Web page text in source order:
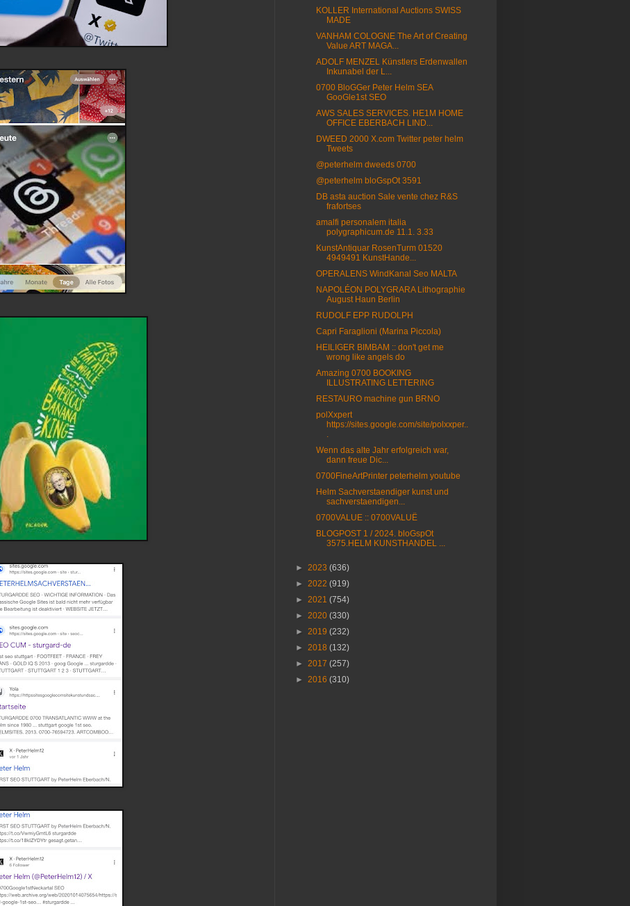
KOLLER International Auctions SWISS
MADE
VANHAM COLOGNE The Art of Creating
Value ART MAGA...
ADOLF MENZEL Künstlers Erdenwallen
Inkunabel der L...
0700 BloGGer Peter Helm SEA
GooGle1st SEO
AWS SALES SERVICES. HE1M HOME
OFFICE EBERBACH LIND...
DWEED 2000 X.com Twitter peter helm
Tweets
@peterhelm dweeds 0700
@peterhelm bloGspOt 3591
DB asta auction Sale vente chez R&S
frafortses
amalfi personalem italia
polygraphicum.de 11.1. 3.33
KunstAntiquar RosenTurm 01520
4949491 KunstHande...
OPERALENS WindKanal Seo MALTA
NAPOLÉON POLYGRARA Lithographie
August Haun Berlin
RUDOLF EPP RUDOLPH
Capri Faraglioni (Marina Piccola)
HEILIGER BIMBAM :: don't get me
wrong like angels do
Amazing 0700 BOOKING
ILLUSTRATING LETTERING
RESTAURO machine gun BRNO
polXxpert
https://sites.google.com/site/polxxper..
.
Wenn das alte Jahr erfolgreich war,
dann freue Dic...
0700FineArtPrinter peterhelm youtube
Helm Sachverstaendiger kunst und
sachverstaendigen...
0700VALUE :: 0700VALUË
BLOGPOST 1 / 2024. bloGspOt
3575.HELM KUNSTHANDEL ...
► 2023 (636)
► 2022 (919)
► 2021 (754)
► 2020 (330)
► 2019 (232)
► 2018 (132)
► 2017 (257)
► 2016 (310)